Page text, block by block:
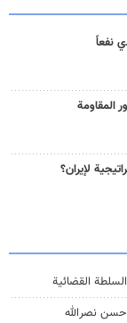
نفعاً
لإيران؟
القضائیة
نصرالله